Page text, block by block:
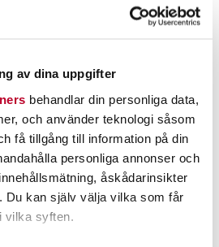
av dina uppgifter
behandlar din personliga data,
och använder teknologi såsom
få tillgång till information på din
personliga annonser och
åskådarinsikter
Du kan själv välja vilka som får
vilka syften.
Anders Put and Take kit
FLER ÄN 6 ST KVAR
LÄGG I VARUKORGEN
PÅ